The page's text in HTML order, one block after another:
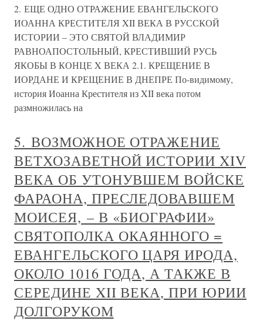
2. ЕЩЕ ОДНО ОТРАЖЕНИЕ ЕВАНГЕЛЬСКОГО
ИОАННА КРЕСТИТЕЛЯ XII ВЕКА В РУССКОЙ
ИСТОРИИ – ЭТО СВЯТОЙ ВЛАДИМИР
РАВНОАПОСТОЛЬНЫЙ, КРЕСТИВШИЙ РУСЬ
ЯКОБЫ В КОНЦЕ X ВЕКА 2.1. КРЕЩЕНИЕ В
ИОРДАНЕ И КРЕЩЕНИЕ В ДНЕПРЕ По-видимому,
история Иоанна Крестителя из XII века потом
размножилась на
5. ВОЗМОЖНОЕ ОТРАЖЕНИЕ
ВЕТХОЗАВЕТНОЙ ИСТОРИИ XIV
ВЕКА ОБ УТОНУВШЕМ ВОЙСКЕ
ФАРАОНА, ПРЕСЛЕДОВАВШЕМ
МОИСЕЯ, – В «БИОГРАФИИ»
СВЯТОПОЛКА ОКАЯННОГО =
ЕВАНГЕЛЬСКОГО ЦАРЯ ИРОДА,
ОКОЛО 1016 ГОДА, А ТАКЖЕ В
СЕРЕДИНЕ XII ВЕКА, ПРИ ЮРИИ
ДОЛГОРУКОМ